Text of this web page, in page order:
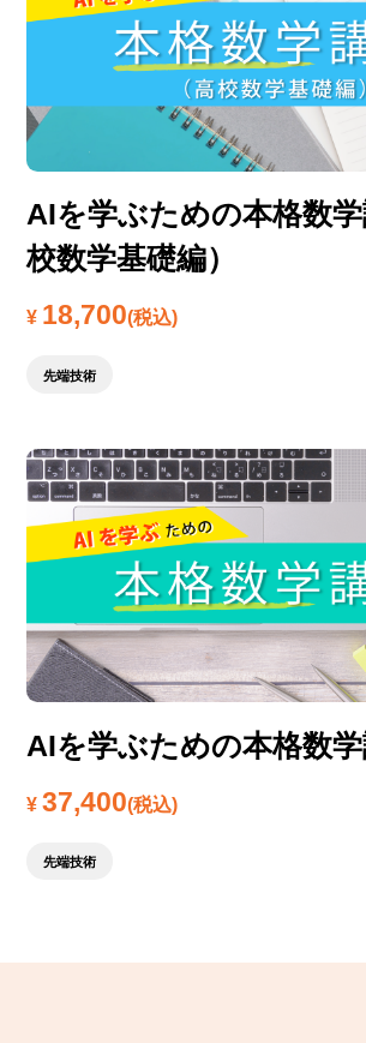
AIを学ぶための本格数
校数学基礎編）
¥ 18,700(税込)
先端技術
AIを学ぶための本格数
¥37,400(税込)
先端技術